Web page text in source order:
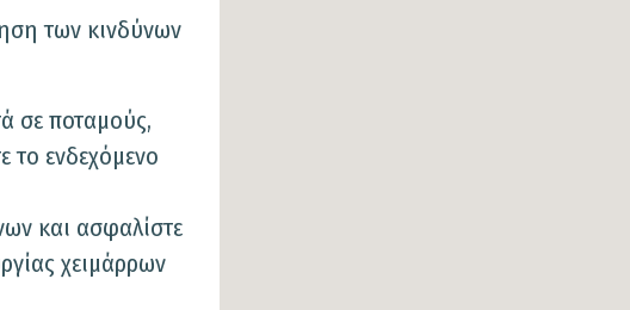
των κινδύνων
σε ποταμούς,
το ενδεχόμενο
και ασφαλίστε
χειμάρρων